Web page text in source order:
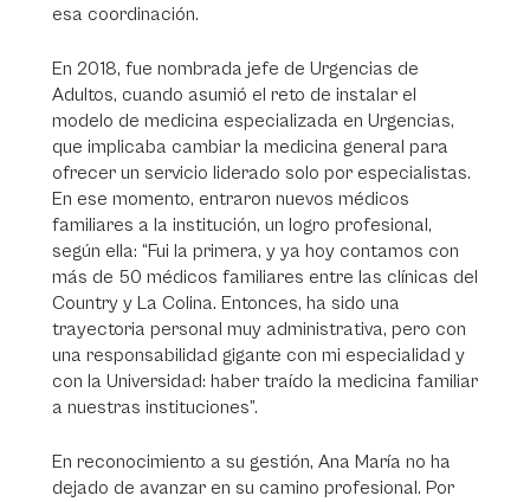
esa coordinación.
En 2018, fue nombrada jefe de Urgencias de
Adultos, cuando asumió el reto de instalar el
modelo de medicina especializada en Urgencias,
que implicaba cambiar la medicina general para
ofrecer un servicio liderado solo por especialistas.
En ese momento, entraron nuevos médicos
familiares a la institución, un logro profesional,
según ella: “Fui la primera, y ya hoy contamos con
más de 50 médicos familiares entre las clínicas del
Country y La Colina. Entonces, ha sido una
trayectoria personal muy administrativa, pero con
una responsabilidad gigante con mi especialidad y
con la Universidad: haber traído la medicina familiar
a nuestras instituciones”.
En reconocimiento a su gestión, Ana María no ha
dejado de avanzar en su camino profesional. Por